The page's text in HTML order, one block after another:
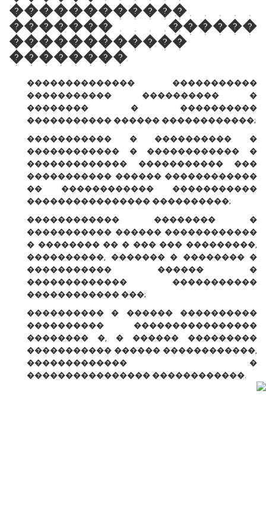
������������
������� ������
������������
��������
�������������� �����������
����������� ���������� �
�������� � ����������
����������� ������ ������������;
����������� � ���������� �
������������ � ������������ �
������������� ����������� ���
����������� ������ ������������
�� ������������ �����������
���������������� ����������;
������������ �������� �
����������� ������ ������������
� �������� �� � ��� ��� ���������,
����������, ������� � �������� �
����������� ������ �
������������� �����������
������������ ���;
���������� � ������ ����������
���������� ����������������
�������� �, � ������ ���������
����������� ������ ������������,
������������� �
���������������� ������������.